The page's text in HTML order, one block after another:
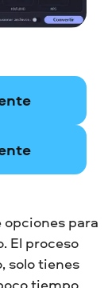
para
El proceso
solo tienes